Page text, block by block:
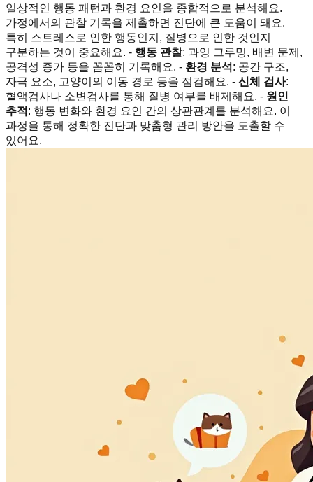
일상적인 행동 패턴과 환경 요인을 종합적으로 분석해요.
가정에서의 관찰 기록을 제출하면 진단에 큰 도움이 돼요.
특히 스트레스로 인한 행동인지, 질병으로 인한 것인지
구분하는 것이 중요해요. - 행동 관찰: 과잉 그루밍, 배변 문제,
공격성 증가 등을 꼼꼼히 기록해요. - 환경 분석 : 공간 구조,
자극 요소, 고양이의 이동 경로 등을 점검해요. - 신체 검사:
혈액검사나 소변검사를 통해 질병 여부를 배제해요. - 원인
추적 : 행동 변화와 환경 요인 간의 상관관계를 분석해요. 이
과정을 통해 정확한 진단과 맞춤형 관리 방안을 도출할 수
있어요.